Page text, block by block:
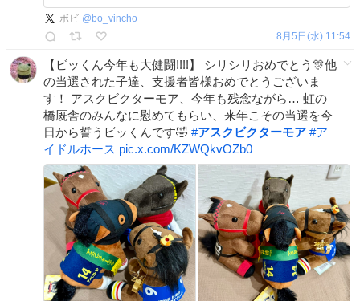
ボビ @bo_vincho
8月5日(水) 11:54
【ビッくん今年も大健闘!!!!】 シリシリおめでとう🎊他
の当選された子達、支援者皆様おめでとうございま
す！ アスクビクターモア、今年も残念ながら… 虹の
橋厩舎のみんなに慰めてもらい、来年こその当選を今
日から誓うビッくんです🤣 #アスクビクターモア #ア
イドルホース pic.x.com/KZWQkvOZb0